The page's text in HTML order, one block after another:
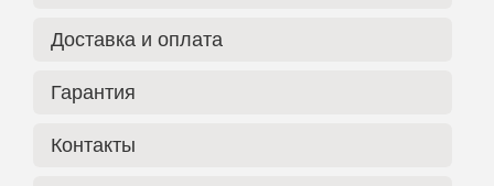
Доставка и оплата
Гарантия
Контакты